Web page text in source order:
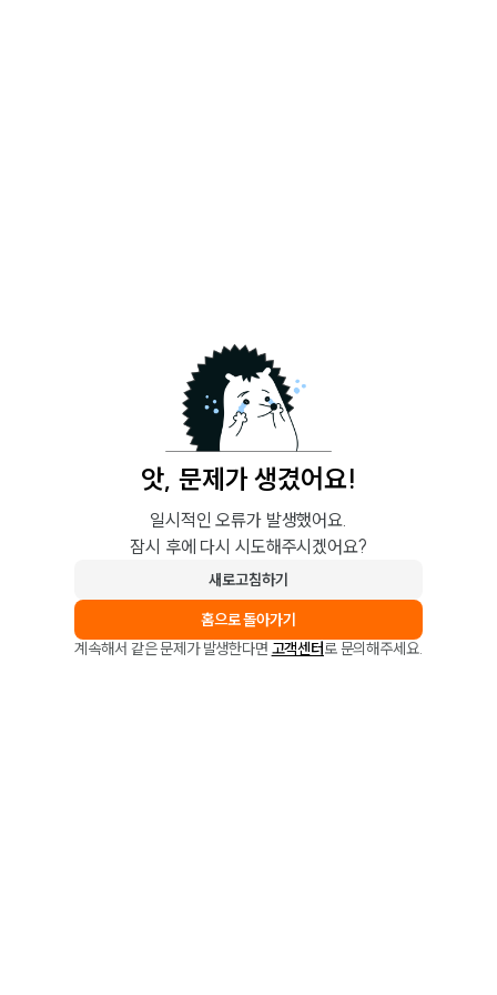
앗, 문제가 생겼어요!
일시적인 오류가 발생했어요.
잠시 후에 다시 시도해주시겠어요?
새로고침하기
홈으로 돌아가기
계속해서 같은 문제가 발생한다면 고객센터로 문의해주세요.